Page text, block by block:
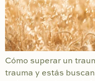
Cómo superar un
trauma y estás